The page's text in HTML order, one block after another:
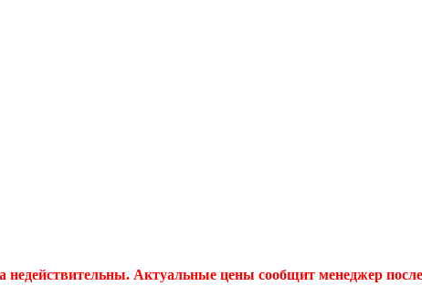
недействительны. Актуальные цены сообщит менеджер